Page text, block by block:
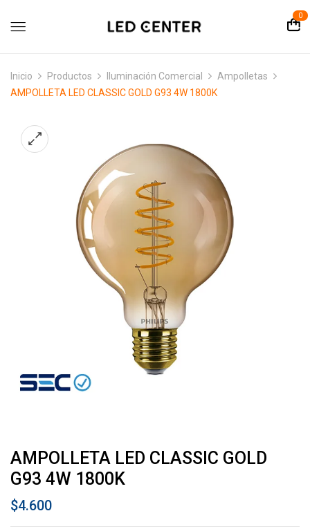
0
Inicio Productos Iluminación Comercial
Ampolletas
AMPOLLETA LED CLASSIC GOLD G93 4W 1800K
AMPOLLETA LED CLASSIC GOLD
G93 4W 1800K
$4.600